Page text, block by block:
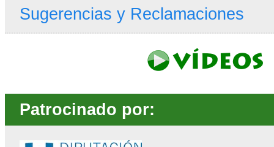
Sugerencias y Reclamaciones
Patrocinado por: